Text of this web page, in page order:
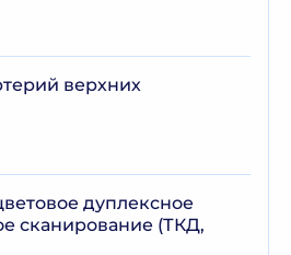
верхних
дуплексное
сканирование (ТКД,